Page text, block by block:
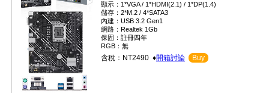
顯示：1*VGA / 1*HDMI(2.1) / 1*DP(1.4)
儲存：2*M.2 / 4*SATA3
內建：USB 3.2 Gen1
網路：Realtek 1Gb
保固：註冊四年
RGB：無
含稅：NT2490 ♦開箱討論 Buy